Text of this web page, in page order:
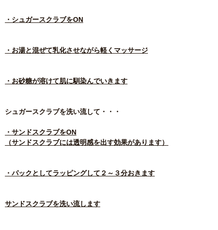
・シュガースクラブをON
・お湯と混ぜて乳化させながら軽くマッサージ
・お砂糖が溶けて肌に馴染んでいきます
シュガースクラブを洗い流して・・・
・サンドスクラブをON
（サンドスクラブには透明感を出す効果があります）
・パックとしてラッピングして２～３分おきます
サンドスクラブを洗い流します